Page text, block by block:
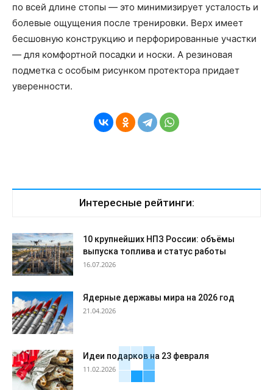
по всей длине стопы — это минимизирует усталость и
болевые ощущения после тренировки. Верх имеет
бесшовную конструкцию и перфорированные участки
— для комфортной посадки и носки. А резиновая
подметка с особым рисунком протектора придает
уверенности.
Интересные рейтинги:
10 крупнейших НПЗ России: объёмы
выпуска топлива и статус работы
16.07.2026
Ядерные державы мира на 2026 год
21.04.2026
Идеи подарков на 23 февраля
11.02.2026